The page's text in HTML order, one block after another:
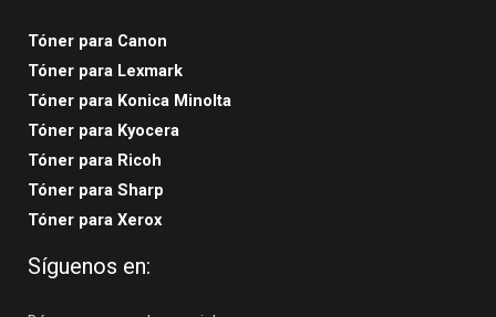
Tóner para Canon
Tóner para Lexmark
Tóner para Konica Minolta
Tóner para Kyocera
Tóner para Ricoh
Tóner para Sharp
Tóner para Xerox
Síguenos en: